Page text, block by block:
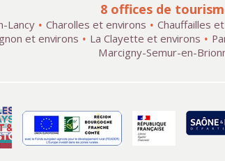
8 offices de
Lancy Charolles et environs Chauffailles
et environs
La Clayette et environs
Marcigny-Semur-en-